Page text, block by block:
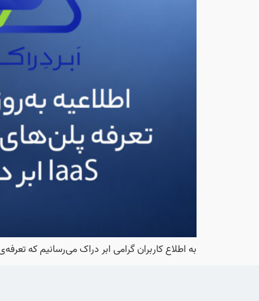
به اطلاع کاربران گرامی ابر دراک می‌رسانیم که تعرفه‌ی